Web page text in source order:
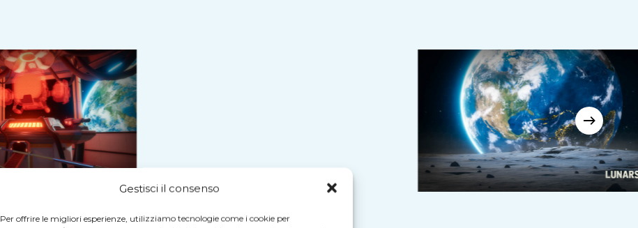
Gestisci il consenso
Per offrire le migliori esperienze, utilizziamo tecnologie come i cookie per